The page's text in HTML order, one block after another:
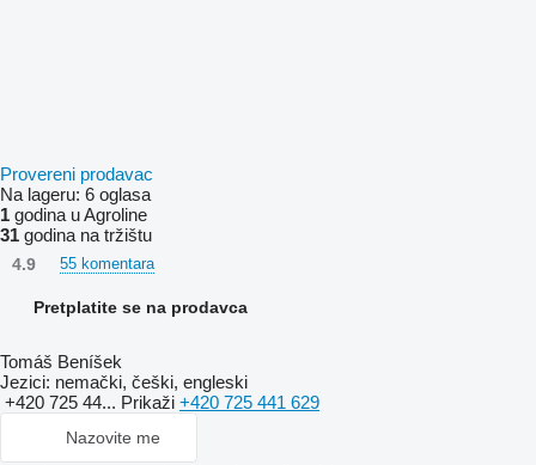
Provereni prodavac
Na lageru: 6 oglasa
1 godina u Agroline
31 godina na tržištu
4.9 55 komentara
Pretplatite se na prodavca
Tomáš Beníšek
Jezici: nemački, češki, engleski
+420 725 44... Prikaži +420 725 441 629
Nazovite me